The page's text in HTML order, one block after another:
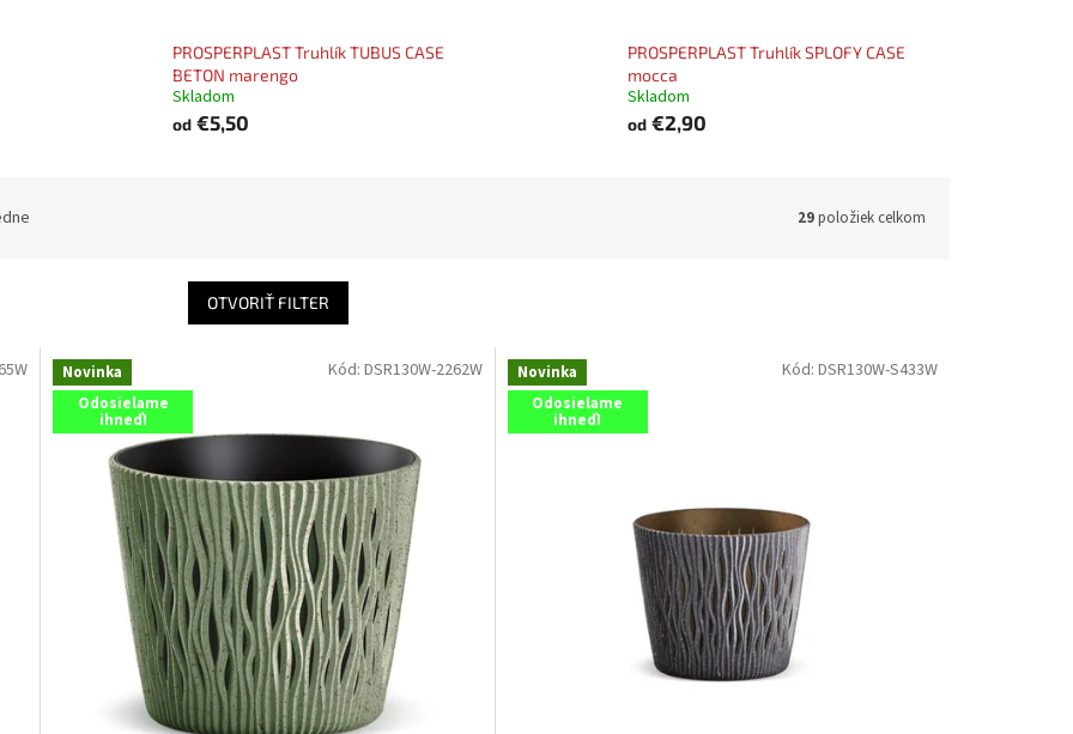
PROSPERPLAST Truhlík TUBUS CASE
BETON marengo
Skladom
od €5,50
PROSPERPLAST Truhlík SPLOFY CASE
mocca
Skladom
od€2,90
29položiek celkom
OTVORIŤ FILTER
Novinka
Odosielame
ihneď!
Kód: DSR130W-2262W
Novinka
Odosielame
ihneď!
Kód: DSR130W-S433W